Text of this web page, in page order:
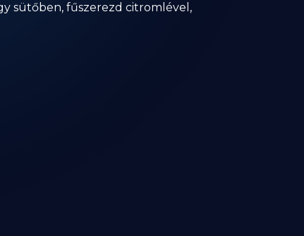
sütőben, fűszerezd citromlével,